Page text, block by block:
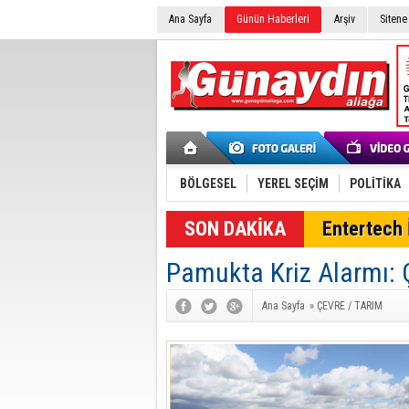
Ana Sayfa Günün Haberleri Arşiv
BÖLGESEL YEREL SEÇİM POLİTİKA
SON DAKİKA Entertech
Pamukta Kriz
Ana Sayfa » ÇEVRE / TARIM